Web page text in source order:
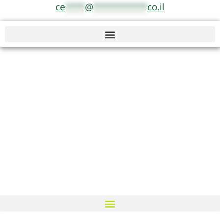
ce****@***********co.il